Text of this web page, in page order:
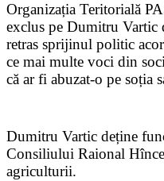
Organizația Teritorială
exclus pe Dumitru
retras sprijinul politic
ce mai multe voci din
că ar fi abuzat-o pe soția
Dumitru Vartic deține
Consiliului Raional
agriculturii.